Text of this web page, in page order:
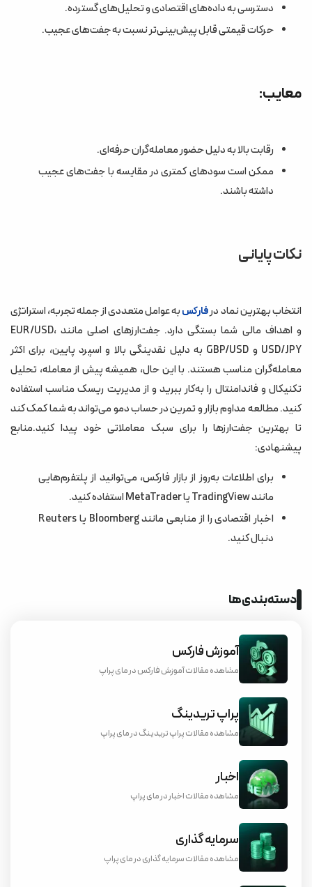
دسترسی به داده‌های اقتصادی و تحلیل‌های گسترده.
حرکات قیمتی قابل پیش‌بینی‌تر نسبت به جفت‌های عجیب.
معایب:
رقابت بالا به دلیل حضور معامله‌گران حرفه‌ای.
ممکن است سودهای کمتری در مقایسه با جفت‌های عجیب
داشته باشند.
نکات پایانی
انتخاب بهترین نماد درفارکسبه عوامل متعددی از جمله تجربه، استراتژی
و اهداف مالی شما بستگی دارد. جفت‌ارزهای اصلی مانند EUR/USD،
USD/JPY و GBP/USD به دلیل نقدینگی بالا و اسپرد پایین، برای اکثر
معامله‌گران مناسب هستند. با این حال، همیشه پیش از معامله، تحلیل
تکنیکال و فاندامنتال را به‌کار ببرید و از مدیریت ریسک مناسب استفاده
کنید. مطالعه مداوم بازار و تمرین در حساب دمو می‌تواند به شما کمک کند
تا بهترین جفت‌ارزها را برای سبک معاملاتی خود پیدا کنید.منابع
پیشنهادی:
برای اطلاعات به‌روز از بازار فارکس، می‌توانید از پلتفرم‌هایی
مانند TradingView یا MetaTrader استفاده کنید.
اخبار اقتصادی را از منابعی مانند Bloomberg یا Reuters
دنبال کنید.
دسته‌بندی‌ها
آموزش فارکس
مشاهده مقالات آموزش فارکس در مای پراپ
پراپ تریدینگ
مشاهده مقالات پراپ تریدینگ در مای پراپ
اخبار
مشاهده مقالات اخبار در مای پراپ
سرمایه گذاری
مشاهده مقالات سرمایه گذاری در مای پراپ